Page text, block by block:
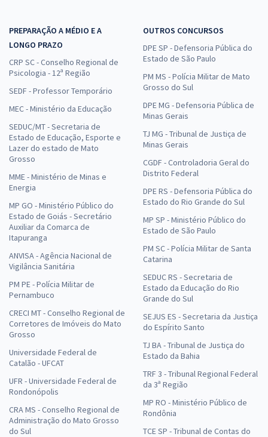
PREPARAÇÃO A MÉDIO E A
LONGO PRAZO
CRP SC - Conselho Regional de
Psicologia - 12ª Região
SEDF - Professor Temporário
MEC - Ministério da Educação
SEDUC/MT - Secretaria de
Estado de Educação, Esporte e
Lazer do estado de Mato
Grosso
MME - Ministério de Minas e
Energia
MP GO - Ministério Público do
Estado de Goiás - Secretário
Auxiliar da Comarca de
Itapuranga
ANVISA - Agência Nacional de
Vigilância Sanitária
PM PE - Polícia Militar de
Pernambuco
CRECI MT - Conselho Regional de
Corretores de Imóveis do Mato
Grosso
Universidade Federal de
Catalão - UFCAT
UFR - Universidade Federal de
Rondonópolis
CRA MS - Conselho Regional de
Administração do Mato Grosso
do Sul
OUTROS CONCURSOS
DPE SP - Defensoria Pública do
Estado de São Paulo
PM MS - Polícia Militar de Mato
Grosso do Sul
DPE MG - Defensoria Pública de
Minas Gerais
TJ MG - Tribunal de Justiça de
Minas Gerais
CGDF - Controladoria Geral do
Distrito Federal
DPE RS - Defensoria Pública do
Estado do Rio Grande do Sul
MP SP - Ministério Público do
Estado de São Paulo
PM SC - Polícia Militar de Santa
Catarina
SEDUC RS - Secretaria de
Estado da Educação do Rio
Grande do Sul
SEJUS ES - Secretaria da Justiça
do Espírito Santo
TJ BA - Tribunal de Justiça do
Estado da Bahia
TRF 3 - Tribunal Regional Federal
da 3ª Região
MP RO - Ministério Público de
Rondônia
TCE SP - Tribunal de Contas do